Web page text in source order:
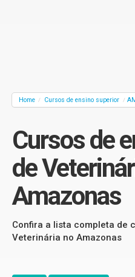
Home / Cursos de ensino superior /
Cursos de
de
Amazonas
Confira a lista completa de
Veterinária no Amazonas